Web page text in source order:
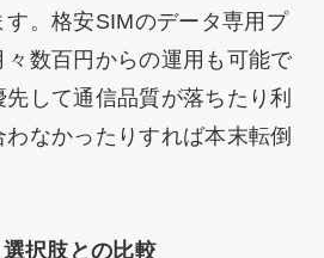
。格安SIMのデータ専用プ
々数百円からの運用も可能で
して通信品質が落ちたり利
なかったりすれば本末転倒
択肢との比較